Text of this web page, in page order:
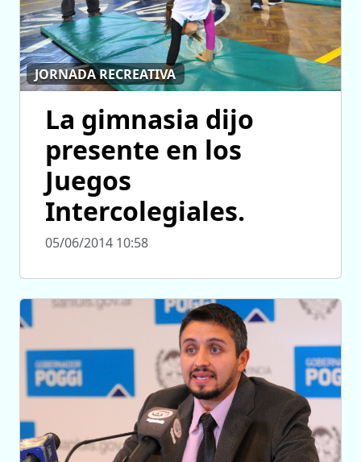
JORNADA RECREATIVA
La gimnasia dijo
presente en los
Juegos
Intercolegiales.
05/06/2014 10:58